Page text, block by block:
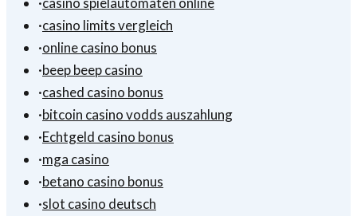
·casino limits vergleich
·online casino bonus
·beep beep casino
·cashed casino bonus
·bitcoin casino vodds auszahlung
·Echtgeld casino bonus
·mga casino
·betano casino bonus
·slot casino deutsch